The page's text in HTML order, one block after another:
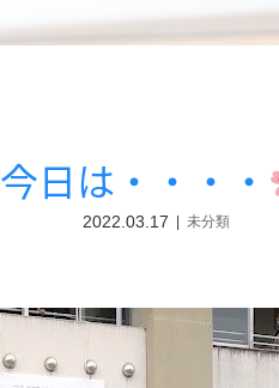
今日は・・・・
2022.03.17 未分類